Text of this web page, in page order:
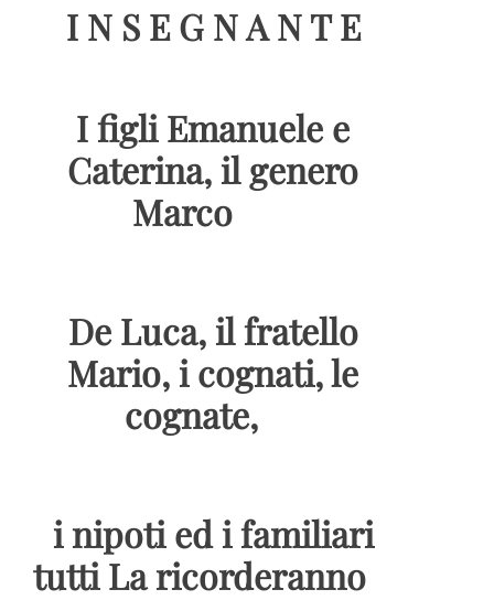
I N S E G N A N T E
I figli Emanuele e
Caterina, il genero
Marco
De Luca, il fratello
Mario, i cognati, le
cognate,
i nipoti ed i familiari
tutti La ricorderanno